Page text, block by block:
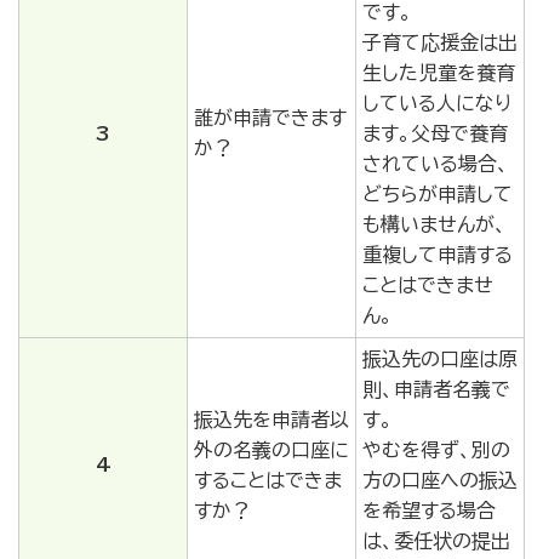
3
誰が申請できます
か？
です。
子育て応援金は出
生した児童を養育
している人になり
ます。父母で養育
されている場合、
どちらが申請して
も構いませんが、
重複して申請する
ことはできませ
ん。
4
振込先を申請者以
外の名義の口座に
することはできま
すか？
振込先の口座は原
則、申請者名義で
す。
やむを得ず、別の
方の口座への振込
を希望する場合
は、委任状の提出